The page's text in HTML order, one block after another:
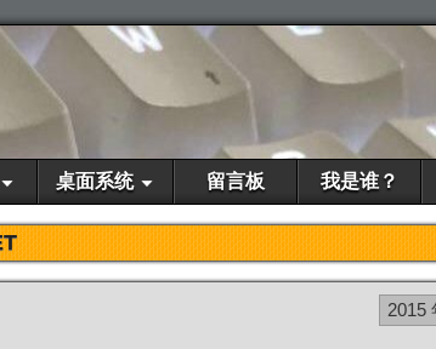
桌面系统 留言板 我是谁？
2015